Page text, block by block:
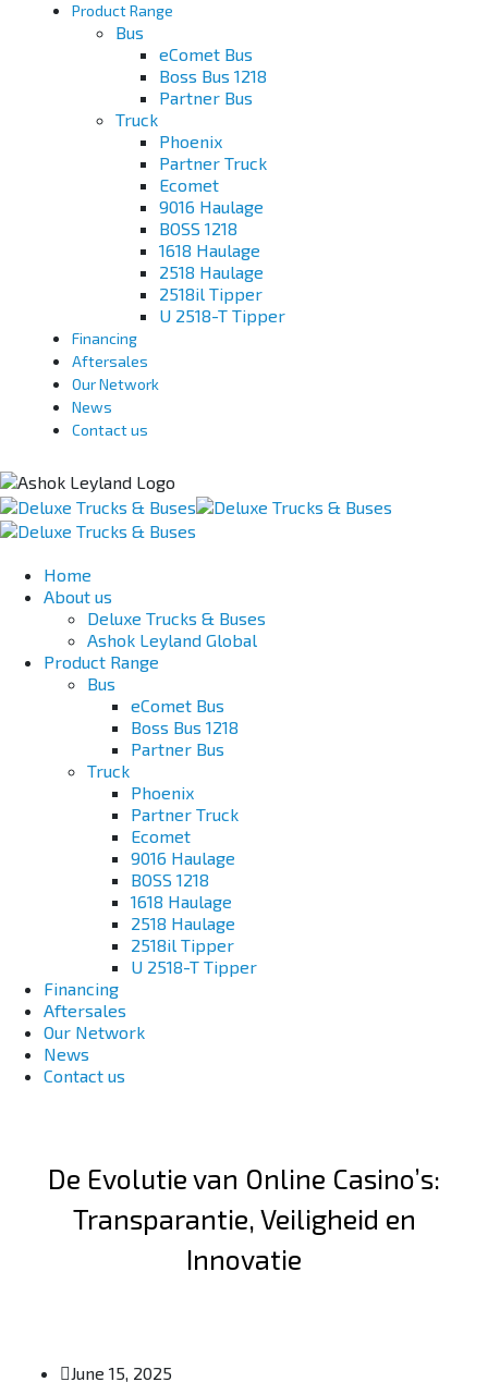
Product Range
Bus
eComet Bus
Boss Bus 1218
Partner Bus
Truck
Phoenix
Partner Truck
Ecomet
9016 Haulage
BOSS 1218
1618 Haulage
2518 Haulage
2518il Tipper
U 2518-T Tipper
Financing
Aftersales
Our Network
News
Contact us
Home
About us
Deluxe Trucks & Buses
Ashok Leyland Global
Product Range
Bus
eComet Bus
Boss Bus 1218
Partner Bus
Truck
Phoenix
Partner Truck
Ecomet
9016 Haulage
BOSS 1218
1618 Haulage
2518 Haulage
2518il Tipper
U 2518-T Tipper
Financing
Aftersales
Our Network
News
Contact us
De Evolutie van Online Casino’s:
Transparantie, Veiligheid en
Innovatie
June 15, 2025